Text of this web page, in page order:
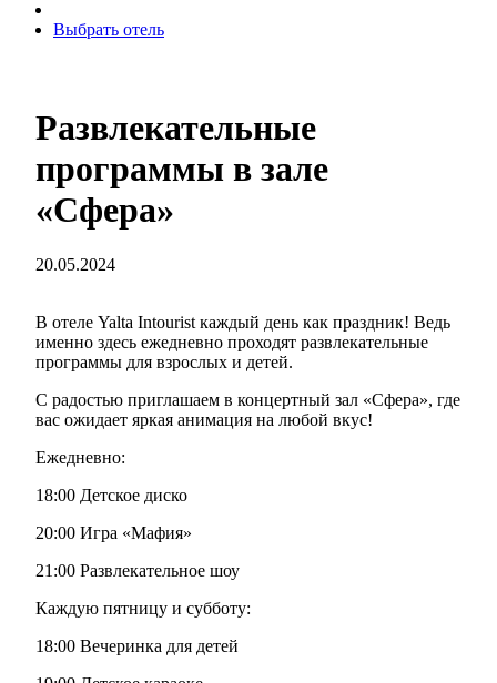
Выбрать отель
Развлекательные
программы в зале
«Сфера»
20.05.2024
В отеле Yalta Intourist каждый день как праздник! Ведь
именно здесь ежедневно проходят развлекательные
программы для взрослых и детей.
С радостью приглашаем в концертный зал «Сфера», где
вас ожидает яркая анимация на любой вкус!
Ежедневно:
18:00 Детское диско
20:00 Игра «Мафия»
21:00 Развлекательное шоу
Каждую пятницу и субботу:
18:00 Вечеринка для детей